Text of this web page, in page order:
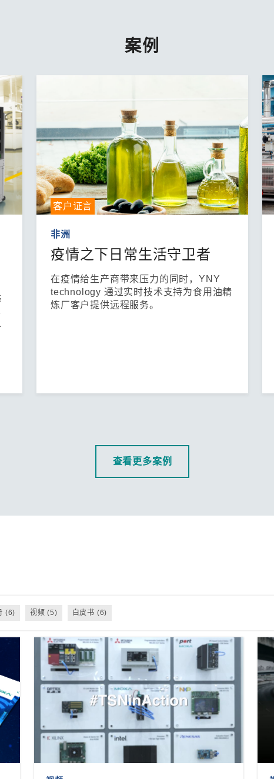
案例
客户证言
非洲
疫情之下日常生活守卫者
在疫情给生产商带来压力的同时，YNY
technology 通过实时技术支持为食用油精
炼厂客户提供远程服务。
查看更多案例
(6) 视频 (5) 白皮书 (6)